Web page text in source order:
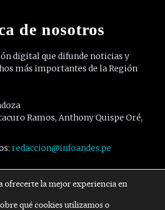
de nosotros
digital que difunde noticias y
más importantes de la Región
Ramos, Anthony Quispe Oré,
redaccion@infoandes.pe
Síguenos
Twitter Youtube
ofrecerte la mejor experiencia en
qué cookies utilizamos o